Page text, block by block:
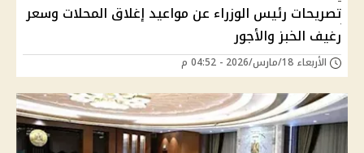
تصريحات رئيس الوزراء عن مواعيد إغلاق المحلات وسعر
رغيف الخبز والأجور
الأربعاء 18/مارس/2026 - 04:52 م